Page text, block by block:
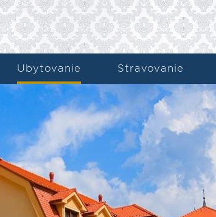
Ubytovanie Stravovanie